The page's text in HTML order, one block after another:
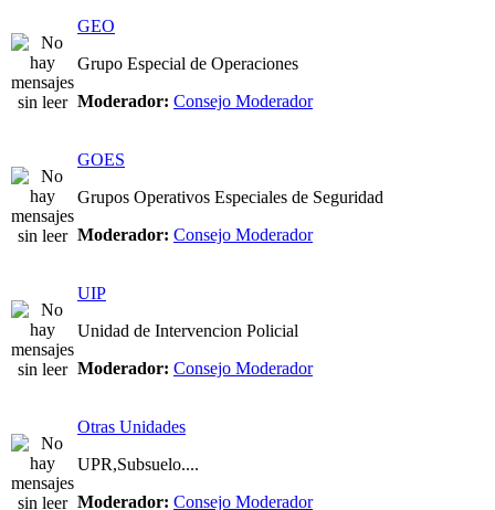
GEO
Grupo Especial de Operaciones
Moderador: Consejo Moderador
GOES
Grupos Operativos Especiales de Seguridad
Moderador: Consejo Moderador
UIP
Unidad de Intervencion Policial
Moderador: Consejo Moderador
Otras Unidades
UPR,Subsuelo....
Moderador: Consejo Moderador